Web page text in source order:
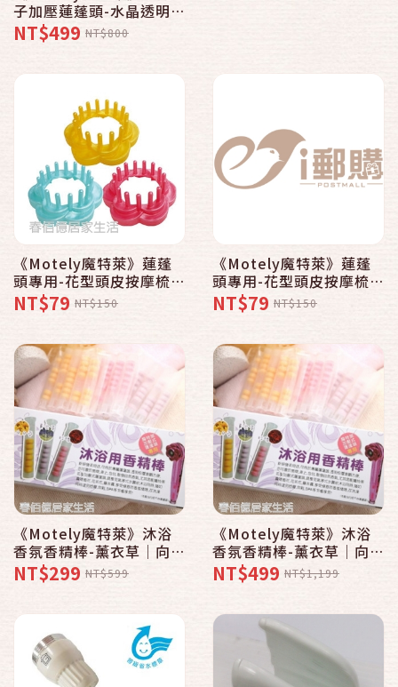
子加壓蓮蓬頭-水晶透明系
〈8ST水晶綠x1 香精x3
花形環x1〉
NT$499 NT$800
《Motely魔特萊》蓮蓬
頭專用-花型頭皮按摩梳粉
黃〈1入〉
NT$79 NT$150
《Motely魔特萊》蓮蓬
頭專用-花型頭皮按摩梳粉
藍〈1入〉
NT$79 NT$150
《Motely魔特萊》沐浴
香氛香精棒-薰衣草│向日
葵│玫瑰-（香精8支）
NT$299 NT$599
《Motely魔特萊》沐浴
香氛香精棒-薰衣草│向日
葵│玫瑰-（香精16支）
NT$499 NT$1,199